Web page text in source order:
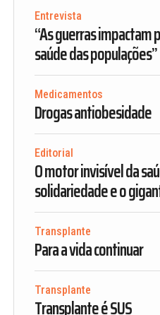
Entrevista
“As guerras
saúde das populações”
Medicamentos
Drogas antiobesidade
Editorial
O motor invisível da
solidariedade e o
Transplante
Para a vida continuar
Transplante
Transplante é SUS